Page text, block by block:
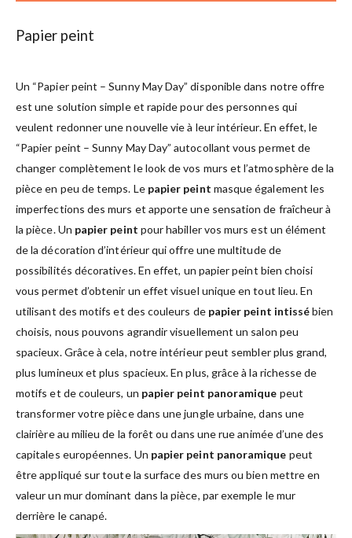
Papier peint
Un “Papier peint – Sunny May Day” disponible dans notre offre
est une solution simple et rapide pour des personnes qui
veulent redonner une nouvelle vie à leur intérieur. En effet, le
“Papier peint – Sunny May Day” autocollant vous permet de
changer complètement le look de vos murs et l’atmosphère de la
pièce en peu de temps. Le papier peint masque également les
imperfections des murs et apporte une sensation de fraîcheur à
la pièce. Un papier peint pour habiller vos murs est un élément
de la décoration d’intérieur qui offre une multitude de
possibilités décoratives. En effet, un papier peint bien choisi
vous permet d’obtenir un effet visuel unique en tout lieu. En
utilisant des motifs et des couleurs de papier peint intissébien
choisis, nous pouvons agrandir visuellement un salon peu
spacieux. Grâce à cela, notre intérieur peut sembler plus grand,
plus lumineux et plus spacieux. En plus, grâce à la richesse de
motifs et de couleurs, un papier peint panoramique peut
transformer votre pièce dans une jungle urbaine, dans une
clairière au milieu de la forêt ou dans une rue animée d’une des
capitales européennes. Un papier peint panoramique peut
être appliqué sur toute la surface des murs ou bien mettre en
valeur un mur dominant dans la pièce, par exemple le mur
derrière le canapé.